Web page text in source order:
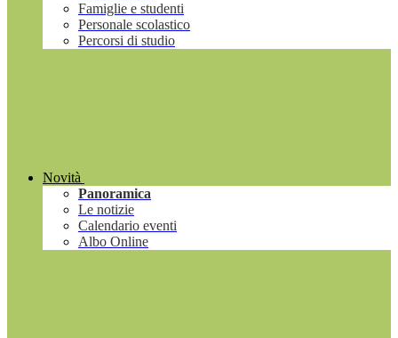
Famiglie e studenti
Personale scolastico
Percorsi di studio
Novità
Panoramica
Le notizie
Calendario eventi
Albo Online